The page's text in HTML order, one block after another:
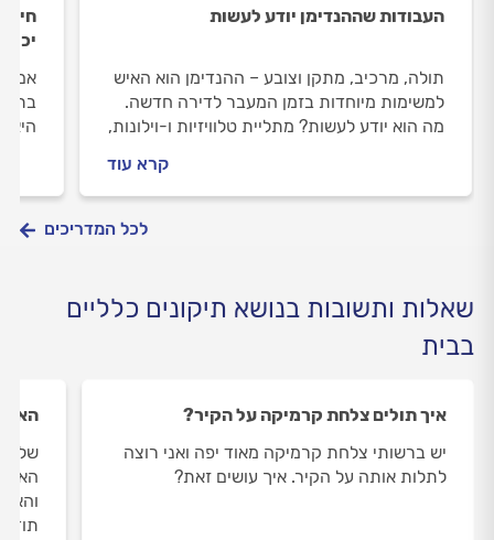
העבודות שההנדימן יודע לעשות
תולה, מרכיב, מתקן וצובע – ההנדימן הוא האיש
למשימות מיוחדות בזמן המעבר לדירה חדשה.
מה הוא יודע לעשות? מתליית טלוויזיות ו-וילונות,
ודלתות, וגם: מה חשוב לבדוק לפני שמזמינים
הנדימן מקצועי וכמה עולה להזמין הנדימן
קרא עוד
אם
היא
לכל המדריכים
שאלות ותשובות בנושא תיקונים כלליים
בבית
איך תולים צלחת קרמיקה על הקיר?
יש ברשותי צלחת קרמיקה מאוד יפה ואני רוצה
לתלות אותה על הקיר. איך עושים זאת?
האם
האם